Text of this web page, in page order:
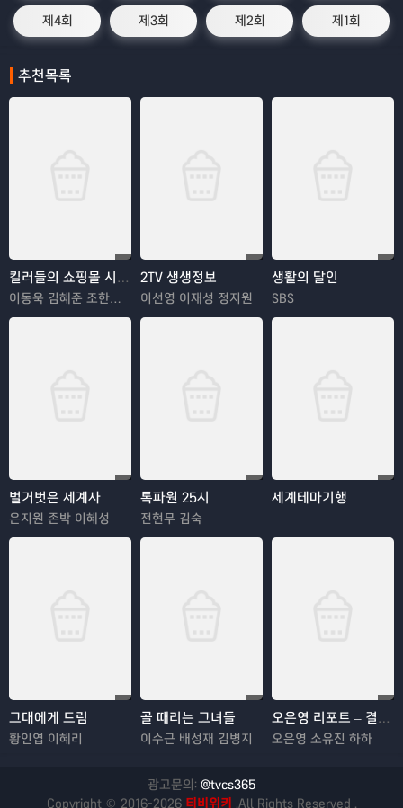
제4회 제3회 제2회 제1회
추천목록
킬러들의 쇼핑몰 시즌2
이동욱 김혜준 조한선 김해나
2TV 생생정보
이선영 이재성 정지원
생활의 달인
SBS
벌거벗은 세계사
은지원 존박 이혜성
톡파원 25시
전현무 김숙
세계테마기행
그대에게 드림
황인엽 이혜리
골 때리는 그녀들
이수근 배성재 김병지
오은영 리포트 – 결혼 지옥
오은영 소유진 하하
광고문의: @tvcs365
Copyright © 2016-2026 티비위키 .All Rights Reserved .